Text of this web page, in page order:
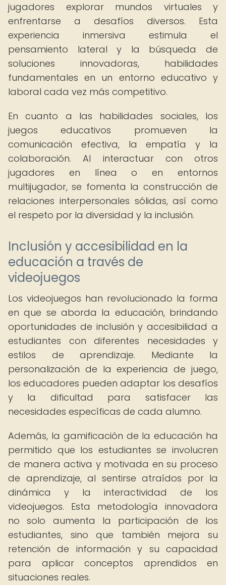
jugadores explorar mundos virtuales y
enfrentarse a desafíos diversos. Esta
experiencia inmersiva estimula el
pensamiento lateral y la búsqueda de
soluciones innovadoras, habilidades
fundamentales en un entorno educativo y
laboral cada vez más competitivo.
En cuanto a las habilidades sociales, los
juegos educativos promueven la
comunicación efectiva, la empatía y la
colaboración. Al interactuar con otros
jugadores en línea o en entornos
multijugador, se fomenta la construcción de
relaciones interpersonales sólidas, así como
el respeto por la diversidad y la inclusión.
Inclusión y accesibilidad en la
educación a través de
videojuegos
Los videojuegos han revolucionado la forma
en que se aborda la educación, brindando
oportunidades de inclusión y accesibilidad a
estudiantes con diferentes necesidades y
estilos de aprendizaje. Mediante la
personalización de la experiencia de juego,
los educadores pueden adaptar los desafíos
y la dificultad para satisfacer las
necesidades específicas de cada alumno.
Además, la gamificación de la educación ha
permitido que los estudiantes se involucren
de manera activa y motivada en su proceso
de aprendizaje, al sentirse atraídos por la
dinámica y la interactividad de los
videojuegos. Esta metodología innovadora
no solo aumenta la participación de los
estudiantes, sino que también mejora su
retención de información y su capacidad
para aplicar conceptos aprendidos en
situaciones reales.